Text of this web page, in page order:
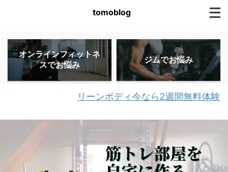
tomoblog
オンラインフィットネ
スでお悩み
ジムでお悩み
リーンボディ今なら2週間無料体験